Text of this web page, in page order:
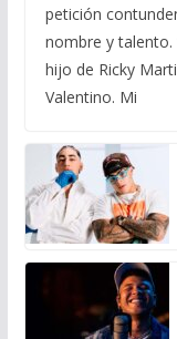
petición
nombre y talento.
hijo de Ricky
Valentino. Mi